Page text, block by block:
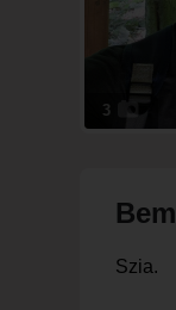
3
Szia.